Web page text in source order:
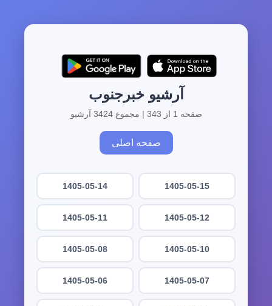
آرشیو خبرجنوب
صفحه 1 از 343 | مجموع 3424 آرشیو
صفحه اصلی
1405-05-15
1405-05-14
1405-05-12
1405-05-11
1405-05-10
1405-05-08
1405-05-07
1405-05-06